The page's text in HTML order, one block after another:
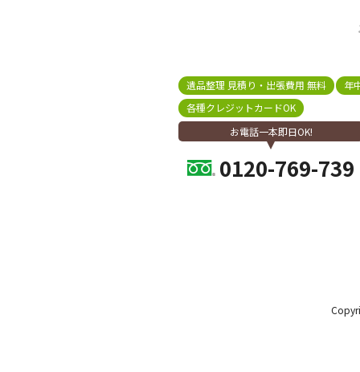
遺品整理 見積り・出張費用 無料 年
各種クレジットカードOK
お電話一本即日OK!
0120-769-739